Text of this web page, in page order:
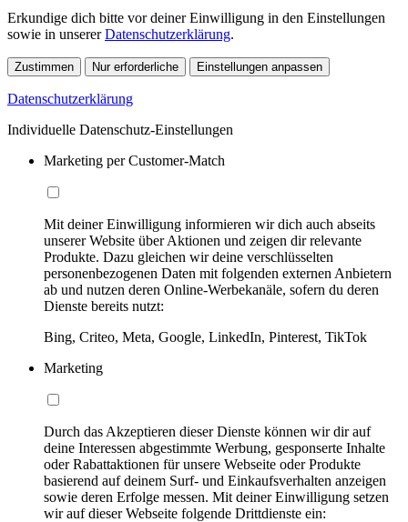
Erkundige dich bitte vor deiner Einwilligung in den Einstellungen
sowie in unsererDatenschutzerklärung.
Zustimmen Nur erforderliche Einstellungen anpassen
Datenschutzerklärung
Individuelle Datenschutz-Einstellungen
Marketing per Customer-Match
Mit deiner Einwilligung informieren wir dich auch abseits
unserer Website über Aktionen und zeigen dir relevante
Produkte. Dazu gleichen wir deine verschlüsselten
personenbezogenen Daten mit folgenden externen Anbietern
ab und nutzen deren Online-Werbekanäle, sofern du deren
Dienste bereits nutzt:
Bing, Criteo, Meta, Google, LinkedIn, Pinterest, TikTok
Marketing
Durch das Akzeptieren dieser Dienste können wir dir auf
deine Interessen abgestimmte Werbung, gesponserte Inhalte
oder Rabattaktionen für unsere Webseite oder Produkte
basierend auf deinem Surf- und Einkaufsverhalten anzeigen
sowie deren Erfolge messen. Mit deiner Einwilligung setzen
wir auf dieser Webseite folgende Drittdienste ein: